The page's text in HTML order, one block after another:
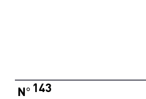
143
N°